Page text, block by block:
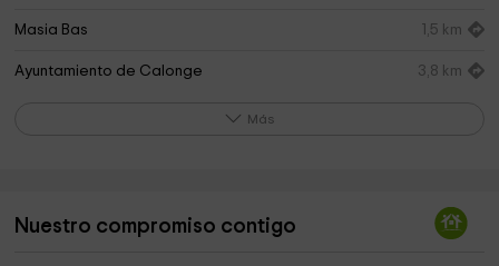
Masia Bas 1,5 km
Ayuntamiento de Calonge 3,8 km
callCarlos 4,0 km
Más
Nuestro compromiso contigo